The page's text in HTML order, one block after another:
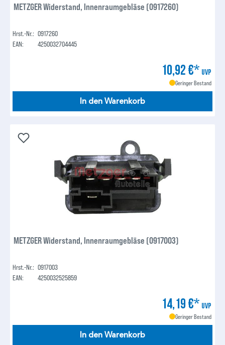
METZGER Widerstand, Innenraumgebläse (0917260)
Hrst.-Nr.: 0917260
EAN:
4250032704445
10,92 €* UVP
Geringer Bestand
In den Warenkorb
METZGER Widerstand, Innenraumgebläse (0917003)
Hrst.-Nr.: 0917003
EAN:
4250032525859
14,19 €* UVP
Geringer Bestand
In den Warenkorb